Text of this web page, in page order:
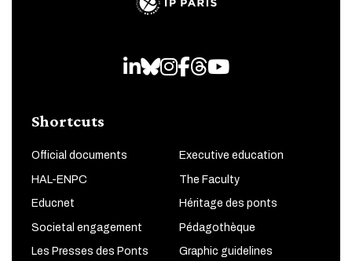
CANCEL
LinkedIn
Bluesky
Instagram
Facebook
Threads
Youtube
Shortcuts
Official documents Executive education
HAL-ENPC The Faculty
Educnet Héritage des ponts
Societal engagement Pédagothèque
Les Presses des Ponts Graphic guidelines